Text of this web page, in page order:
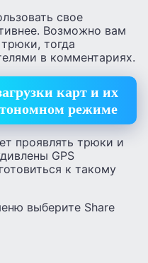
свое
Возможно вам
тогда
в комментариях.
карт и их
режиме
проявлять трюки и
GPS
к такому
выберите Share